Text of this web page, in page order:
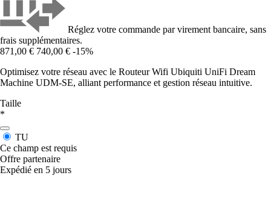
Réglez votre commande par virement bancaire, sans
frais supplémentaires.
871,00 € 740,00 € -15%
Optimisez votre réseau avec le Routeur Wifi Ubiquiti UniFi Dream
Machine UDM-SE, alliant performance et gestion réseau intuitive.
Taille
*
TU
Ce champ est requis
Offre partenaire
Expédié en 5 jours